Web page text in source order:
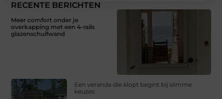
RECENTE BERICHTEN
Meer comfort onder je
overkapping met een 4-rails
glazenschuifwand
Een veranda die klopt begint bij slimme
keuzes